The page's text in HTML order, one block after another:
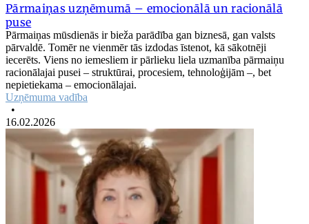
Pārmaiņas uzņēmumā – emocionālā un racionālā
puse
Pārmaiņas mūsdienās ir bieža parādība gan biznesā, gan valsts
pārvaldē. Tomēr ne vienmēr tās izdodas īstenot, kā sākotnēji
iecerēts. Viens no iemesliem ir pārlieku liela uzmanība pārmaiņu
racionālajai pusei – struktūrai, procesiem, tehnoloģijām –, bet
nepietiekama – emocionālajai.
Uzņēmuma vadība
•
16.02.2026